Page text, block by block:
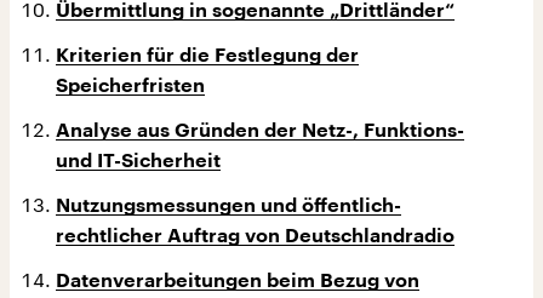
Übermittlung in sogenannte „Drittländer“
Kriterien für die Festlegung der
Speicherfristen
Analyse aus Gründen der Netz-, Funktions-
und IT-Sicherheit
Nutzungsmessungen und öffentlich-
rechtlicher Auftrag von Deutschlandradio
Datenverarbeitungen beim Bezug von